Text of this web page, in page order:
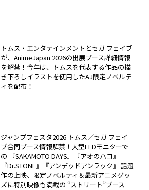
トムス・エンタテインメントとセガ フェイブ
が、AnimeJapan 2026の出展ブース詳細情報
を解禁！今年は、トムスを代表する作品の描
き下ろしイラストを使用したAJ限定ノベルテ
ィを配布！
ジャンプフェスタ2026 トムス／セガ フェイ
ブ合同ブース情報解禁！大型LEDモニターで
の 『SAKAMOTO DAYS』『アオのハコ』
『Dr.STONE』『アンデッドアンラック』 話題
作の上映、限定ノベルティ＆最新アニメグッ
ズに特別映像も満載の “ストリート”ブース